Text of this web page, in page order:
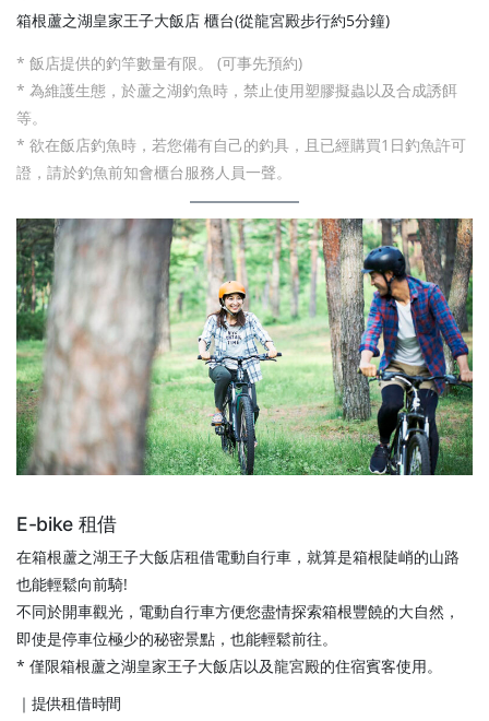
箱根蘆之湖皇家王子大飯店 櫃台(從龍宮殿步行約5分鐘)
* 飯店提供的釣竿數量有限。 (可事先預約)
* 為維護生態，於蘆之湖釣魚時，禁止使用塑膠擬蟲以及合成誘餌
等。
* 欲在飯店釣魚時，若您備有自己的釣具，且已經購買1日釣魚許可
證，請於釣魚前知會櫃台服務人員一聲。
E-bike 租借
在箱根蘆之湖王子大飯店租借電動自行車，就算是箱根陡峭的山路
也能輕鬆向前騎!
不同於開車觀光，電動自行車方便您盡情探索箱根豐饒的大自然，
即使是停車位極少的秘密景點，也能輕鬆前往。
* 僅限箱根蘆之湖皇家王子大飯店以及龍宮殿的住宿賓客使用。
｜提供租借時間